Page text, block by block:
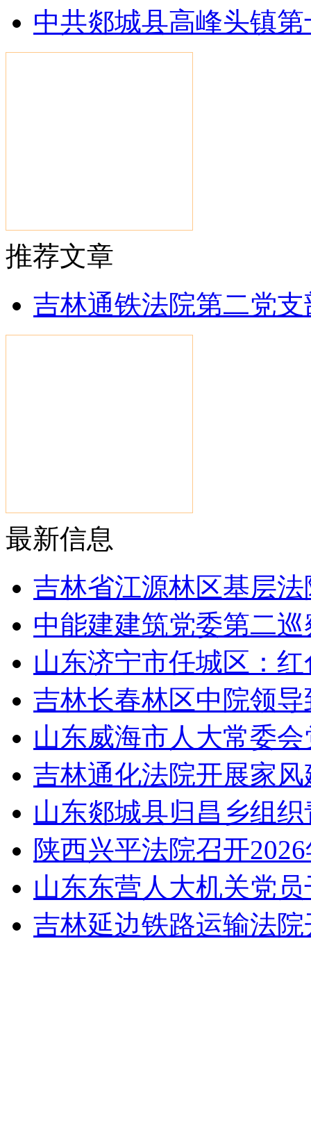
中共郯城县高峰头镇
推荐文章
吉林通铁法院第二党
最新信息
吉林省江源林区基层
中能建建筑党委第二
山东济宁市任城区：
吉林长春林区中院领
山东威海市人大常委
吉林通化法院开展家
山东郯城县归昌乡组
陕西兴平法院召开
山东东营人大机关党
吉林延边铁路运输法